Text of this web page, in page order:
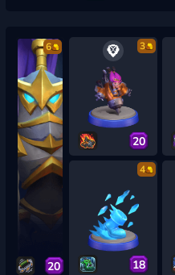
6
20
3
20
4
18